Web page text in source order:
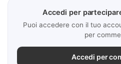
Accedi per
Puoi accedere con il tuo
per
Accedi per